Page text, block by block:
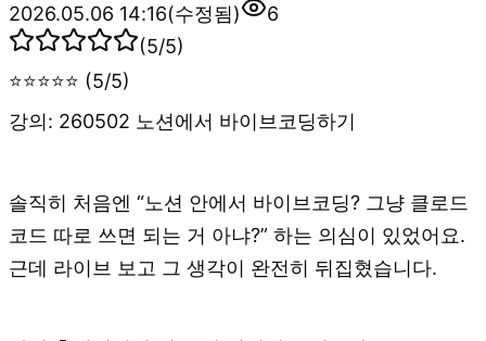
2026.05.06 14:16(수정됨)
6
(5/5)
⭐⭐⭐⭐⭐ (5/5)
강의: 260502 노션에서 바이브코딩하기
솔직히 처음엔 “노션 안에서 바이브코딩? 그냥 클로드
코드 따로 쓰면 되는 거 아냐?” 하는 의심이 있었어요.
근데 라이브 보고 그 생각이 완전히 뒤집혔습니다.